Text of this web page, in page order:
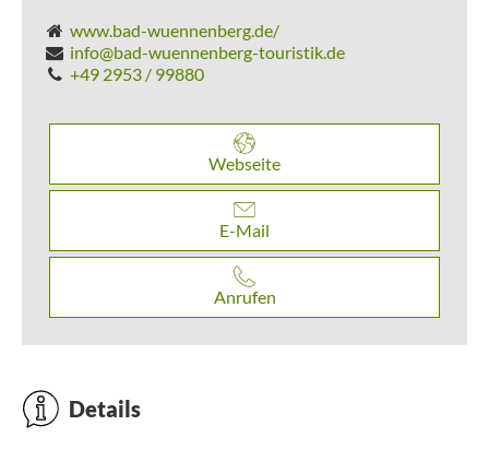
www.bad-wuennenberg.de/
info@bad-wuennenberg-touristik.de
+49 2953 / 99880
Webseite
E-Mail
Anrufen
Details